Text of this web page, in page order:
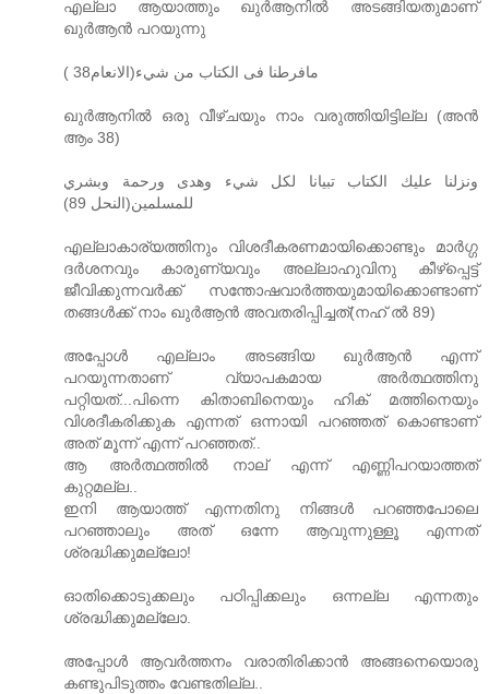
എല്ലാ ആയാത്തും ഖുർആനിൽ അടങ്ങിയതുമാണ്‌
ഖുർആൻ പറയുന്നു
مافرطنا فى الكتاب من شيء(الانعام38 )
ഖുർആനിൽ ഒരു വീഴ്ചയും നാം വരുത്തിയിട്ടില്ല (അൻ
ആം 38)
ونزلنا عليك الكتاب تبيانا لكل شيء وهدى ورحمة وبشري
للمسلمين(النحل 89)
എല്ലാകാര്യത്തിനും വിശദീകരണമായിക്കൊണ്ടും മാർഗ്ഗ
ദർശനവും കാരുണ്യവും അല്ലാഹുവിനു കീഴ്‌പ്പെട്ട്‌
ജീവിക്കുന്നവർക്ക്‌ സന്തോഷവാർത്തയുമായിക്കൊണ്ടാണ്‌
തങ്ങൾക്ക്‌ നാം ഖുർആൻ അവതരിപ്പിച്ചത്‌(നഹ്‌ ൽ 89)
അപ്പോൾ എല്ലാം അടങ്ങിയ ഖുർആൻ എന്ന്
പറയുന്നതാണ്‌ വ്യാപകമായ അർത്ഥത്തിനു
പറ്റിയത്‌...പിന്നെ കിതാബിനെയും ഹിക്‌ മത്തിനെയും
വിശദീകരിക്കുക എന്നത്‌ ഒന്നായി പറഞ്ഞത്‌ കൊണ്ടാണ്‌
അത്‌ മൂന്ന് എന്ന് പറഞ്ഞത്‌..
ആ അർത്ഥത്തിൽ നാല്‌ എന്ന് എണ്ണിപറയാത്തത്‌
കുറ്റമല്ല..
ഇനി ആയാത്ത്‌ എന്നതിനു നിങ്ങൾ പറഞ്ഞപോലെ
പറഞ്ഞാലും അത്‌ ഒന്നേ ആവുന്നുള്ളൂ എന്നത്‌
ശ്രദ്ധിക്കുമല്ലോ!
ഓതിക്കൊടുക്കലും പഠിപ്പിക്കലും ഒന്നല്ല എന്നതും
ശ്രദ്ധിക്കുമല്ലോ.
അപ്പോൾ ആവർത്തനം വരാതിരിക്കാൻ അങ്ങനെയൊരു
കണ്ടുപിടുത്തം വേണ്ടതില്ല..